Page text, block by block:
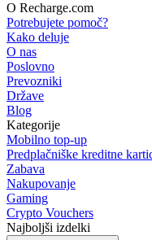
O Recharge.com
Potrebujete pomoč?
Kako deluje
O nas
Poslovno
Prevozniki
Države
Blog
Kategorije
Mobilno top-up
Predplačniške kreditne
Zabava
Nakupovanje
Gaming
Crypto Vouchers
Najboljši izdelki